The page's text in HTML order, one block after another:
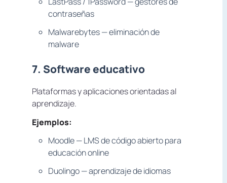
contraseñas
Malwarebytes — eliminación de
malware
7. Software educativo
Plataformas y aplicaciones orientadas al
aprendizaje.
Ejemplos:
Moodle — LMS de código abierto para
educación online
Duolingo — aprendizaje de idiomas